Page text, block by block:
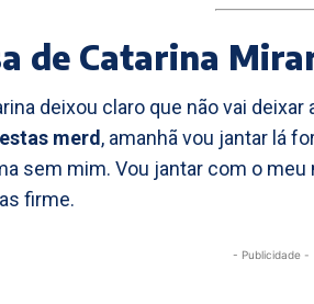
de Catarina
deixou claro que não vai
merd , amanhã vou jantar lá
sem mim. Vou jantar com o
firme.
- Publicidade -